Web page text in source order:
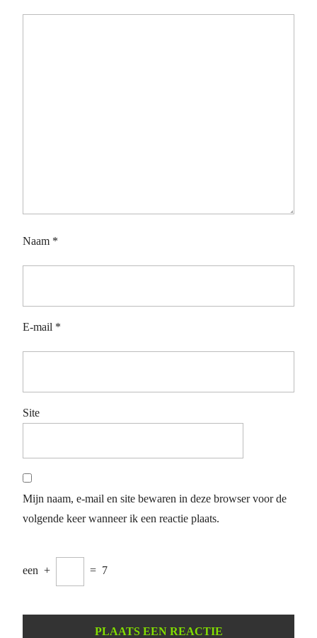
Naam *
E-mail *
Site
Mijn naam, e-mail en site bewaren in deze browser voor de
volgende keer wanneer ik een reactie plaats.
een + = 7